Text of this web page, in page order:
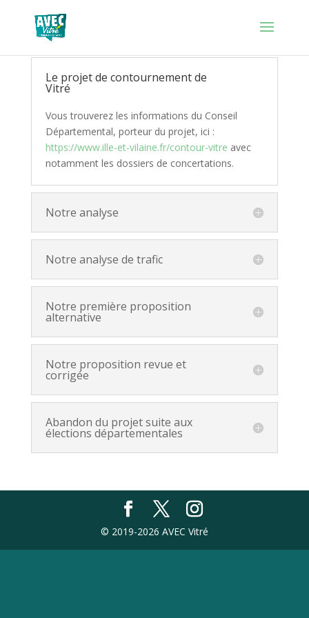
Le projet de contournement de
Vitré
Vous trouverez les informations du Conseil
Départemental, porteur du projet, ici :
https://www.ille-et-vilaine.fr/contour-vitre avec
notamment les dossiers de concertations.
Notre analyse
Notre analyse de trafic
Notre première proposition
alternative
Notre proposition revue et
corrigée
Abandon du projet suite aux
élections départementales
© 2019-2026 AVEC Vitré